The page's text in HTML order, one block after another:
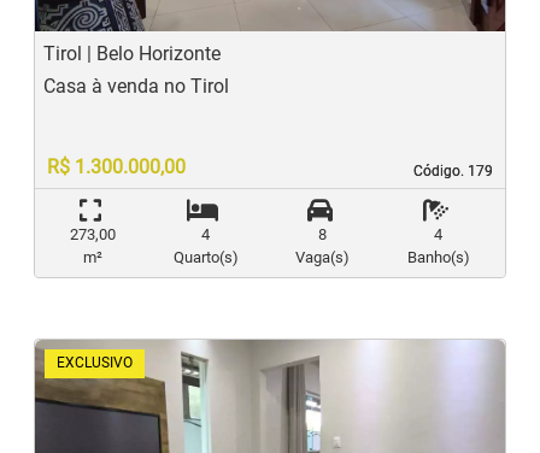
Tirol | Belo Horizonte
Código. 179
Código. 179
Casa à venda no Tirol
R$ 1.300.000,00
273,00
m²
4
Quarto(s)
8
Vaga(s)
4
Banho(s)
EXCLUSIVO